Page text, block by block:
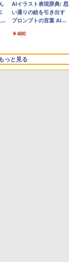
Apple 2026 MacBook
Air M5チップ搭載13イ
ンチノートブック：AI
13.6インチLiquid
16GBユニファイドメモ
リ、1TB SSDストレー
ジ、12MPセンターフレ
￥261,414
-
Microsoft Office
Home & Business
2024(最新 永続版)|オン
版|Windows11、
￥39,582
AIイラスト表現辞典: 思
い通りの絵を引き出す
プロンプトの言葉 AI画
イラストLabo)
￥480
っと見る